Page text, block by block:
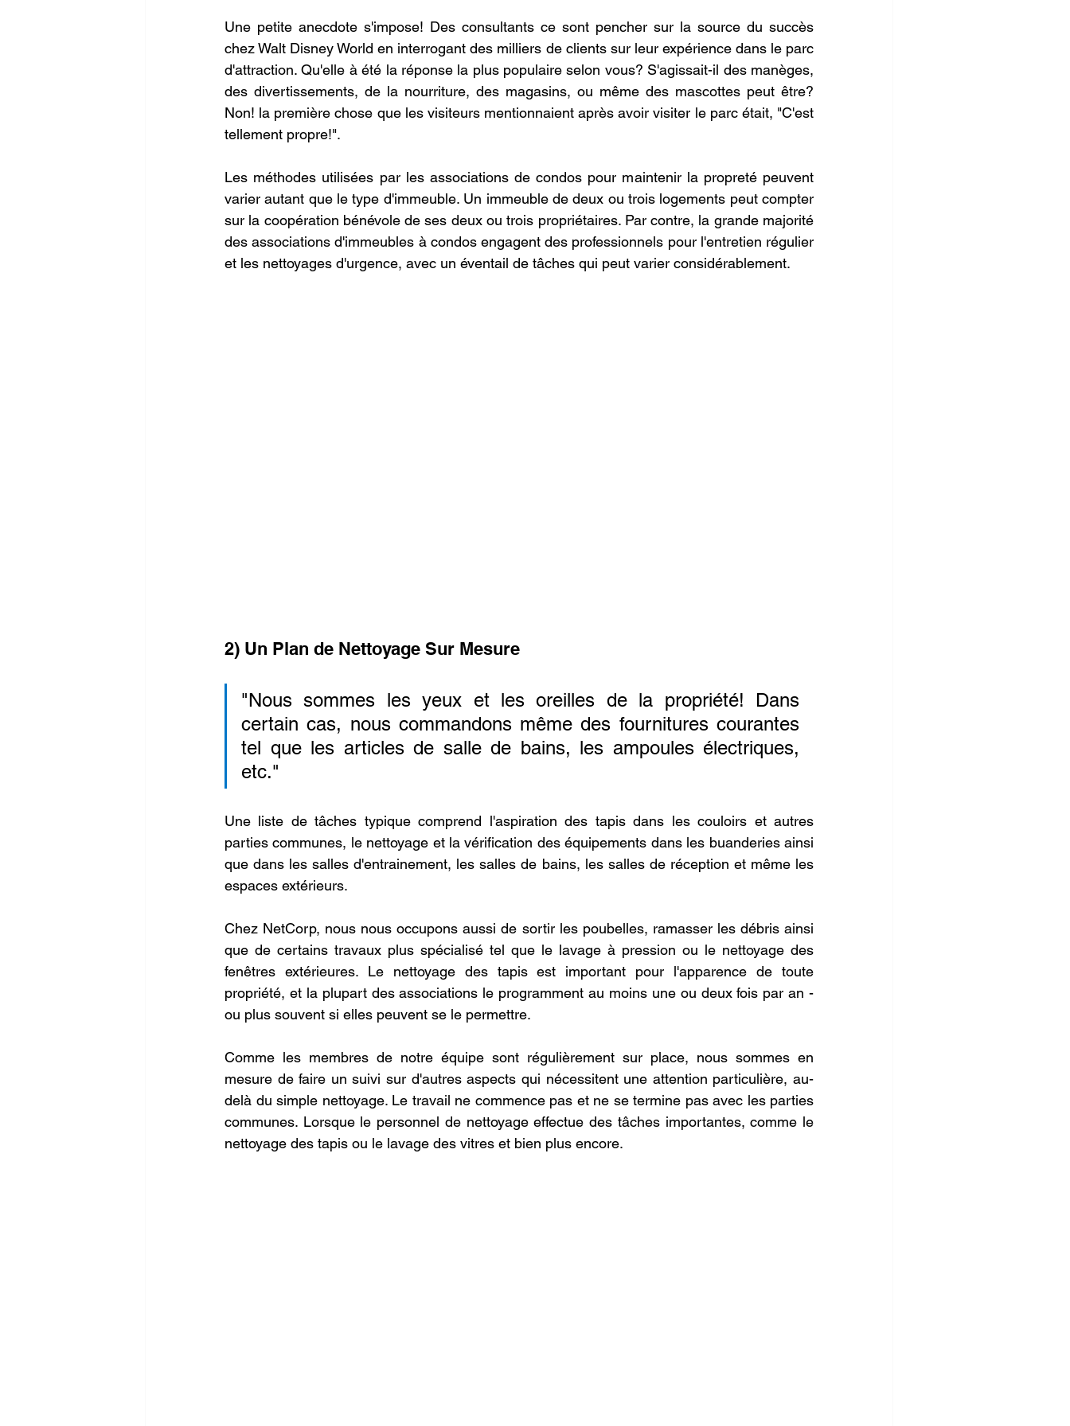
Une petite anecdote s'impose! Des consultants ce sont pencher sur la source du succès
chez Walt Disney World en interrogant des milliers de clients sur leur expérience dans le parc
d'attraction. Qu'elle à été la réponse la plus populaire selon vous? S'agissait-il des manèges,
des divertissements, de la nourriture, des magasins, ou même des mascottes peut être?
Non! la première chose que les visiteurs mentionnaient après avoir visiter le parc était, "C'est
tellement propre!".
Les méthodes utilisées par les associations de condos pour maintenir la propreté peuvent
varier autant que le type d'immeuble. Un immeuble de deux ou trois logements peut compter
sur la coopération bénévole de ses deux ou trois propriétaires. Par contre, la grande majorité
des associations d'immeubles à condos engagent des professionnels pour l'entretien régulier
et les nettoyages d'urgence, avec un éventail de tâches qui peut varier considérablement.
2) Un Plan de Nettoyage Sur Mesure
"Nous sommes les yeux et les oreilles de la propriété! Dans
certain cas, nous commandons même des fournitures courantes
tel que les articles de salle de bains, les ampoules électriques,
etc."
Une liste de tâches typique comprend l'aspiration des tapis dans les couloirs et autres
parties communes, le nettoyage et la vérification des équipements dans les buanderies ainsi
que dans les salles d'entrainement, les salles de bains, les salles de réception et même les
espaces extérieurs.
Chez NetCorp, nous nous occupons aussi de sortir les poubelles, ramasser les débris ainsi
que de certains travaux plus spécialisé tel que le lavage à pression ou le nettoyage des
fenêtres extérieures. Le nettoyage des tapis est important pour l'apparence de toute
propriété, et la plupart des associations le programment au moins une ou deux fois par an -
ou plus souvent si elles peuvent se le permettre.
Comme les membres de notre équipe sont régulièrement sur place, nous sommes en
mesure de faire un suivi sur d'autres aspects qui nécessitent une attention particulière, au-
delà du simple nettoyage. Le travail ne commence pas et ne se termine pas avec les parties
communes. Lorsque le personnel de nettoyage effectue des tâches importantes, comme le
nettoyage des tapis ou le lavage des vitres et bien plus encore.